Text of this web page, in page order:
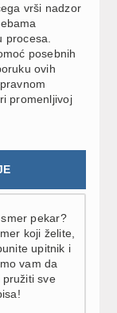
vrši nadzor
posebnih
ovih
promenljivoj
pekar?
koji želite,
upitnik i
vam da
sve